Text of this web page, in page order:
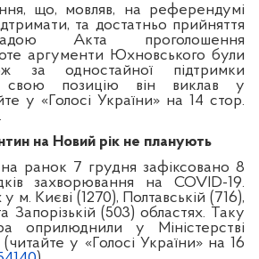
що, мовляв, на референдумі
та достатньо прийняття
Акта проголошення
аргументи Юхновського були
за одностайної підтримки
свою позицію він виклав у
у «Голосі України» на 14 стор.
на Новий рік не планують
ранок 7 грудня зафіксовано 8
захворювання на COVID-19.
м. Києві (1270), Полтавській (716),
Запорізькій (503) областях. Таку
оприлюднили у Міністерстві
у «Голосі України» на 16